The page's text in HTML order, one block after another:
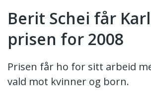
Berit Schei får
prisen for 2008
Prisen får ho for sitt arbeid
vald mot kvinner og born.